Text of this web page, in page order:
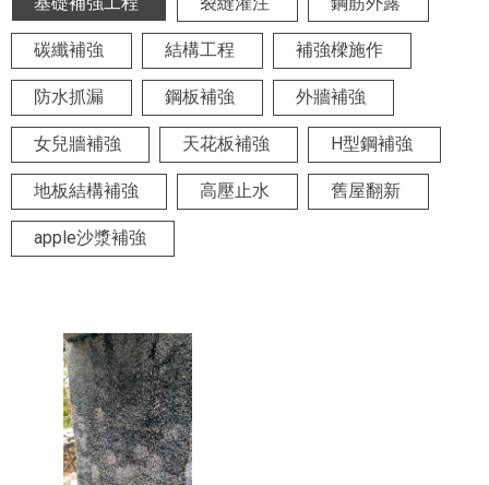
碳纖補強 結構工程 補強樑施作
防水抓漏 鋼板補強 外牆補強
女兒牆補強 天花板補強 H型鋼補強
地板結構補強 高壓止水 舊屋翻新
apple沙漿補強